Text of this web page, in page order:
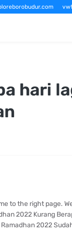
hari
to the right page.
2022 Kurang
2022